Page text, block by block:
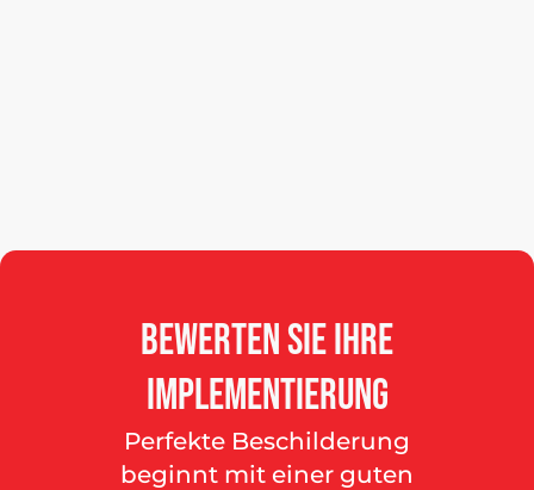
BewertenSieIhre
Implementierung
Perfekte Beschilderung
beginnt mit einer guten